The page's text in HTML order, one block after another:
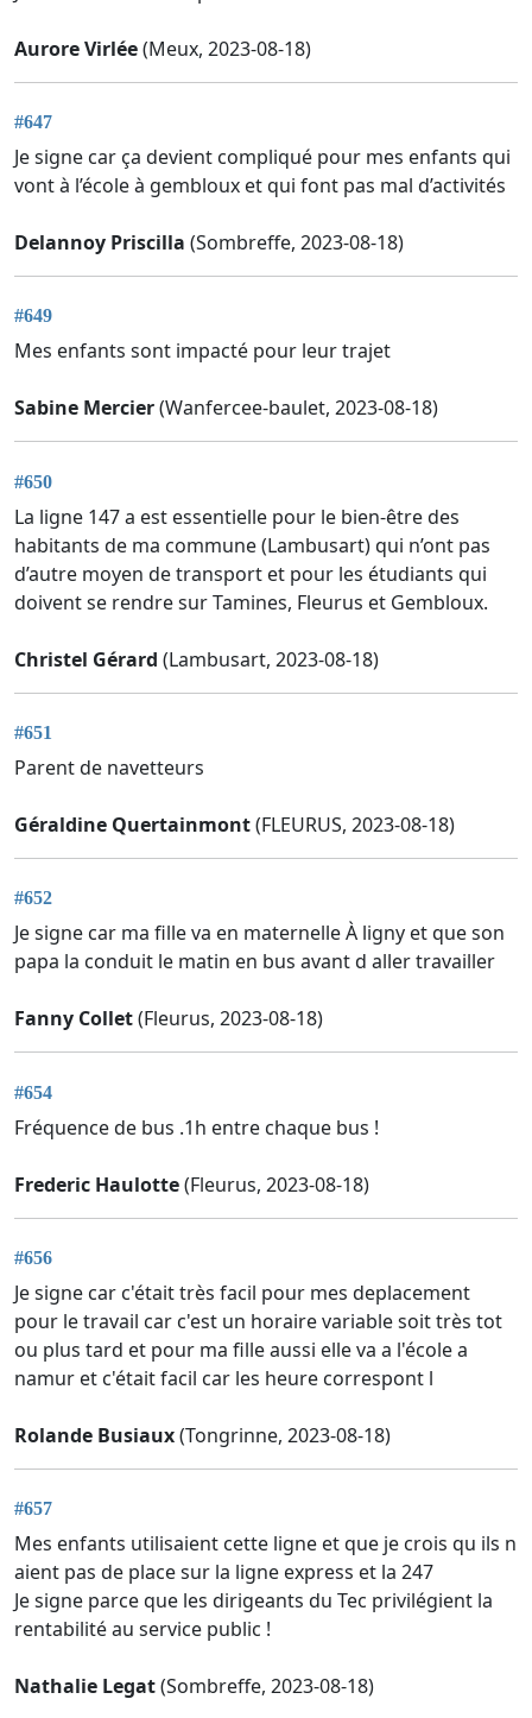
Aurore Virlée(Meux, 2023-08-18)
#647
Je signe car ça devient compliqué pour mes enfants qui
vont à l’école à gembloux et qui font pas mal d’activités
Delannoy Priscilla (Sombreffe, 2023-08-18)
#649
Mes enfants sont impacté pour leur trajet
Sabine Mercier(Wanfercee-baulet, 2023-08-18)
#650
La ligne 147 a est essentielle pour le bien-être des
habitants de ma commune (Lambusart) qui n’ont pas
d’autre moyen de transport et pour les étudiants qui
doivent se rendre sur Tamines, Fleurus et Gembloux.
Christel Gérard (Lambusart, 2023-08-18)
#651
Parent de navetteurs
Géraldine Quertainmont(FLEURUS, 2023-08-18)
#652
Je signe car ma fille va en maternelle À ligny et que son
papa la conduit le matin en bus avant d aller travailler
Fanny Collet(Fleurus, 2023-08-18)
#654
Fréquence de bus .1h entre chaque bus !
Frederic Haulotte(Fleurus, 2023-08-18)
#656
Je signe car c'était très facil pour mes deplacement
pour le travail car c'est un horaire variable soit très tot
ou plus tard et pour ma fille aussi elle va a l'école a
namur et c'était facil car les heure correspont l
Rolande Busiaux(Tongrinne, 2023-08-18)
#657
Mes enfants utilisaient cette ligne et que je crois qu ils n
aient pas de place sur la ligne express et la 247
Je signe parce que les dirigeants du Tec privilégient la
rentabilité au service public !
Nathalie Legat(Sombreffe, 2023-08-18)